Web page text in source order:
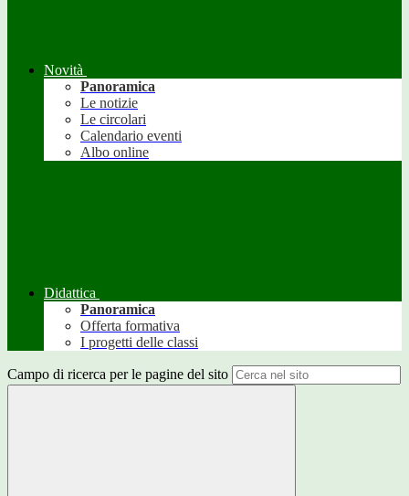
Novità
Panoramica
Le notizie
Le circolari
Calendario eventi
Albo online
Didattica
Panoramica
Offerta formativa
I progetti delle classi
Campo di ricerca per le pagine del sito